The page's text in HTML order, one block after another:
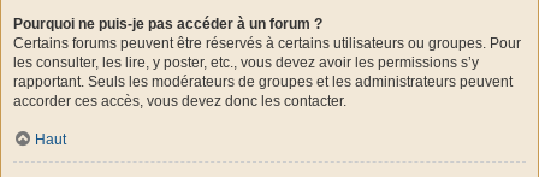
Pourquoi ne puis-je pas accéder à un forum ?
Certains forums peuvent être réservés à certains utilisateurs ou groupes. Pour
les consulter, les lire, y poster, etc., vous devez avoir les permissions s’y
rapportant. Seuls les modérateurs de groupes et les administrateurs peuvent
accorder ces accès, vous devez donc les contacter.
Haut